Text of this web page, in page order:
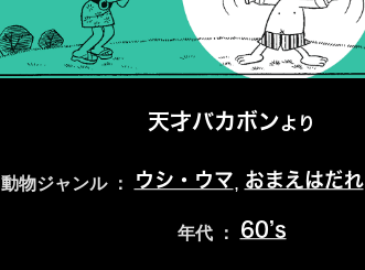
天才バカボンより
動物ジャンル ： ウシ・ウマ,おまえはだれ
年代 ： 60’s